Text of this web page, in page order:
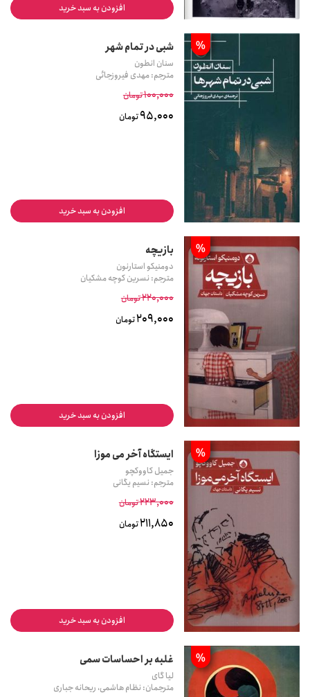
افزودن به سبد خرید
% شبی در تمام شهر
سنان انطون
مترجم: مهدی فیروزجائی
100,000تومان
95,000تومان
افزودن به سبد خرید
% بازیچه
دومنیکو استارنون
مترجم: نسرین کوچه مشکیان
220,000تومان
209,000تومان
افزودن به سبد خرید
% ایستگاه آخر می موزا
جمیل کاووکچو
مترجم: نسیم یگانی
223,000تومان
211,850تومان
افزودن به سبد خرید
% غلبه بر احساسات سمی
لیا گای
مترجمان: نظام هاشمی، ریحانه جباری